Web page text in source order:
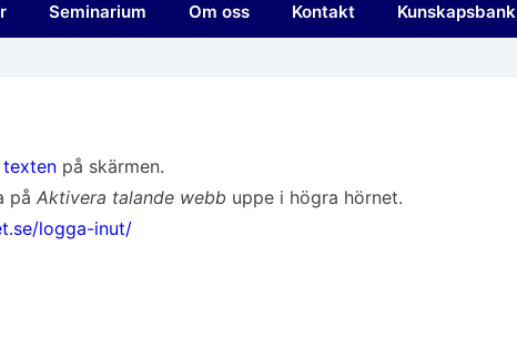
Seminarium Om oss Kontakt Kunskapsbank
på skärmen.
på Aktivera talande webb uppe i högra hörnet.
logga-inut/